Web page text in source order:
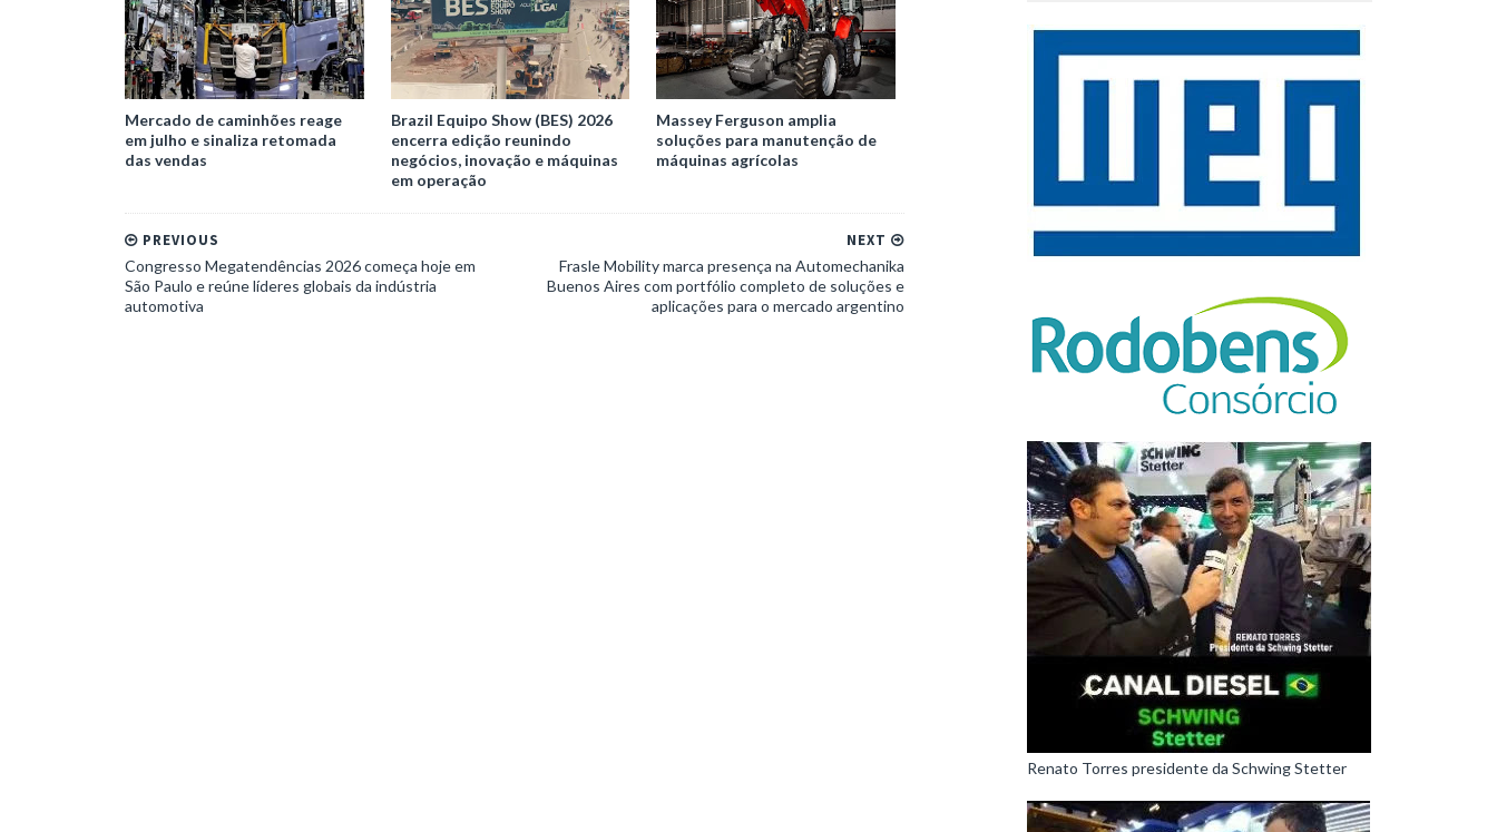
Mercado de caminhões reage
em julho e sinaliza retomada
das vendas
Brazil Equipo Show (BES) 2026
encerra edição reunindo
negócios, inovação e máquinas
em operação
Massey Ferguson amplia
soluções para manutenção de
máquinas agrícolas
NEXT
Frasle Mobility marca presença na Automechanika
Buenos Aires com portfólio completo de soluções e
aplicações para o mercado argentino
PREVIOUS
Congresso Megatendências 2026 começa hoje em
São Paulo e reúne líderes globais da indústria
automotiva
Renato Torres presidente da Schwing Stetter